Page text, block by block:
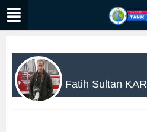
Fatih Sultan KAR